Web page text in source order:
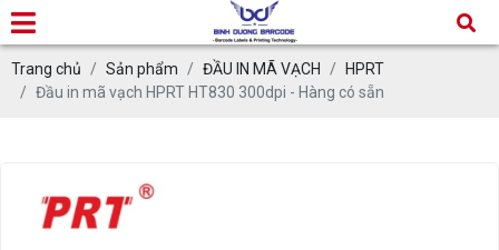
Trang chủ Sản phẩm ĐẦU IN MÃ VẠCH
HPRT
Đầu in mã vạch HPRT HT830 300dpi - Hàng có sẵn